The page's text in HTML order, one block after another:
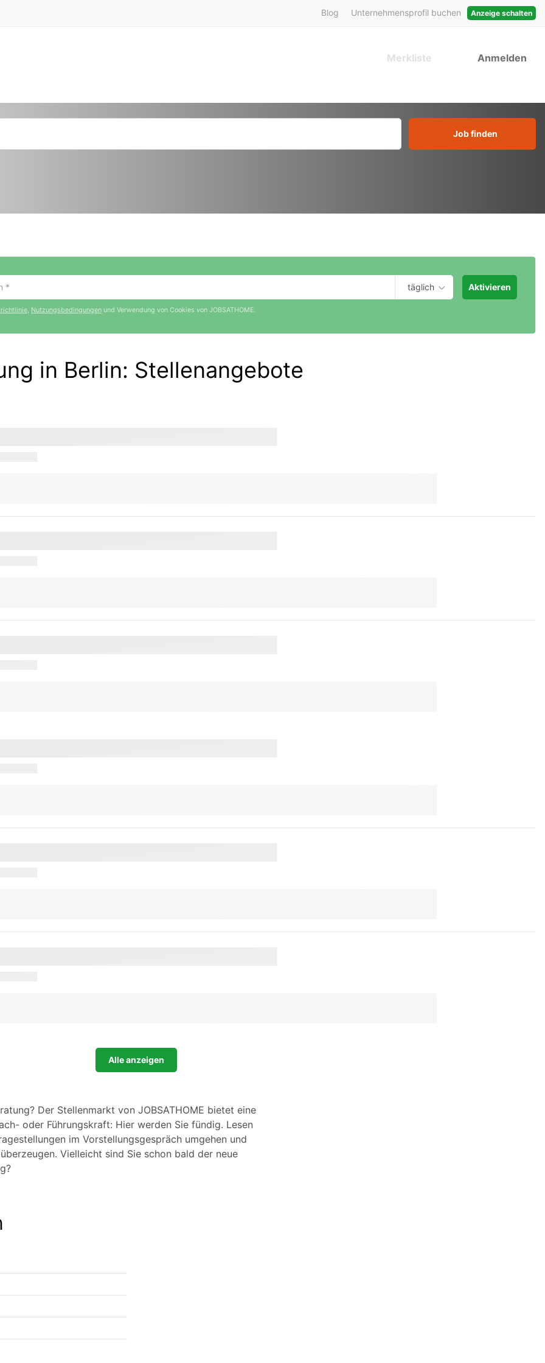
Anzeige schalten
Blog Unternehmensprofil buchen
Anmelden
Merkliste
Job finden
täglich Aktivieren
, Nutzungsbedingungen und Verwendung von Cookies von JOBSATHOME.
in Berlin: Stellenangebote
Alle anzeigen
Der Stellenmarkt von JOBSATHOME bietet eine
oder Führungskraft: Hier werden Sie fündig. Lesen
im Vorstellungsgespräch umgehen und
Vielleicht sind Sie schon bald der neue